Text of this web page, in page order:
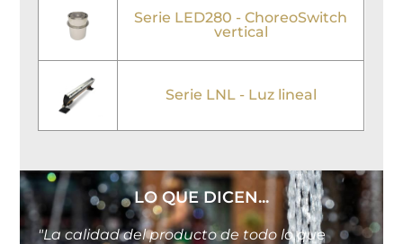
Serie LED280 - ChoreoSwitch
vertical
Serie LNL - Luz lineal
LO QUE DICEN...
"La calidad del producto de todo lo que